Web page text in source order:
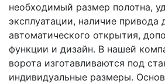
необходимый размер полотна,
эксплуатации, наличие привода
автоматического открытия,
функции и дизайн. В нашей
ворота изготавливаются под
индивидуальные размеры.